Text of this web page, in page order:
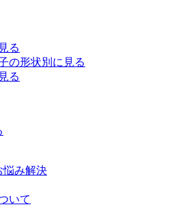
る
の形状別に見る
る
悩み解決
いて